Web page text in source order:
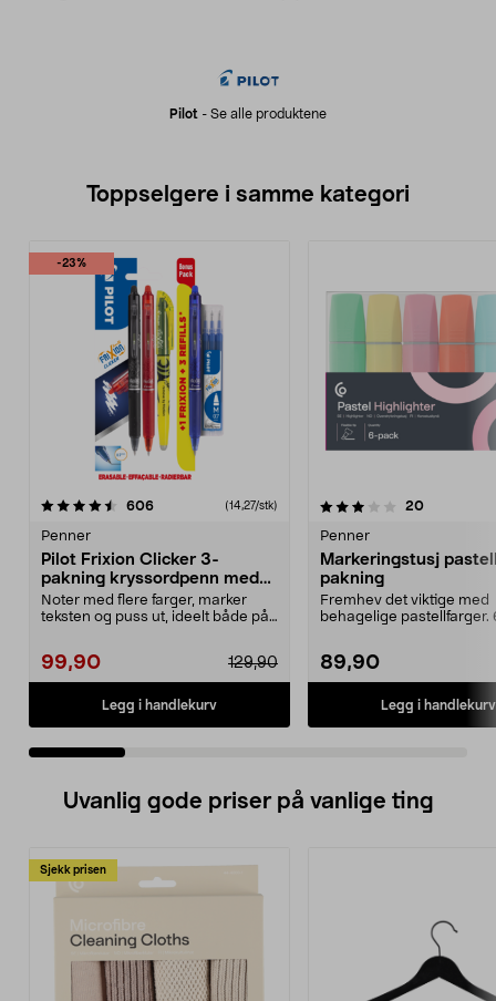
Pilot - Se alle produktene
Toppselgere i samme kategori
-23%
606anmeldelser(14,27/stk)
Penner
Pilot Frixion Clicker 3-
pakning kryssordpenn med
refill og markeringstusj
Noter med flere farger, marker
teksten og puss ut, ideelt både på
99,90 129,90
Legg i handlekurv
3.5 av 5 stjerner 20
Penner
Markeringstusj
pakning
Fremhev det viktige med
behagelige pastellfarger.
89,90
Legg i handlekurv
4.5 av 5 stjerner
Uvanlig gode priser på vanlige ting
Sjekk prisen